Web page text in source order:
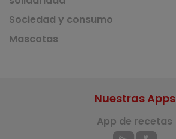
Sociedad y consumo
Mascotas
Nuestras Apps
App de recetas